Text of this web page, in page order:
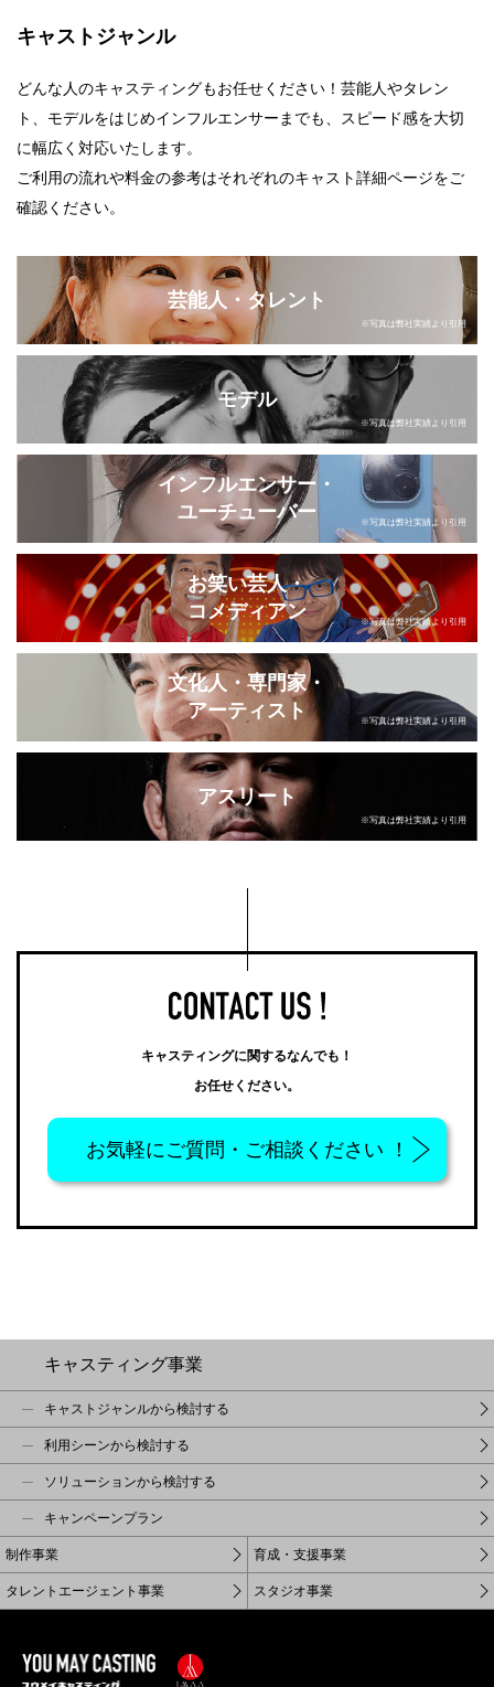
キャストジャンル
どんな人のキャスティングもお任せください！芸能人やタレン
ト、モデルをはじめインフルエンサーまでも、スピード感を大切
に幅広く対応いたします。
ご利用の流れや料金の参考はそれぞれのキャスト詳細ページをご
確認ください。
芸能人・タレント
※写真は弊社実績より引用
モデル
※写真は弊社実績より引用
インフルエンサー・
ユーチューバー
※写真は弊社実績より引用
お笑い芸人・
コメディアン
※写真は弊社実績より引用
文化人・専門家・
アーティスト
※写真は弊社実績より引用
アスリート
※写真は弊社実績より引用
キャスティングに関するなんでも！
お任せください。
お気軽にご質問・ご相談ください ！
キャスティング事業
キャストジャンルから検討する
利用シーンから検討する
ソリューションから検討する
キャンペーンプラン
制作事業 育成・支援事業
タレントエージェント事業 スタジオ事業